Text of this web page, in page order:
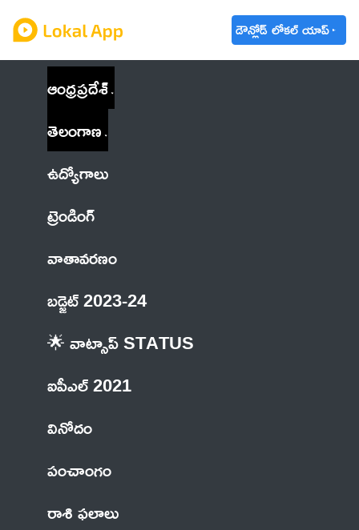
డౌన్లోడ్ లోకల్ యాప్
ఆంధ్రప్రదేశ్
తెలంగాణ
ఉద్యోగాలు
ట్రెండింగ్
వాతావరణం
బడ్జెట్ 2023-24
🌟 వాట్సాప్ STATUS
ఐపీఎల్ 2021
వినోదం
పంచాంగం
రాశి ఫలాలు